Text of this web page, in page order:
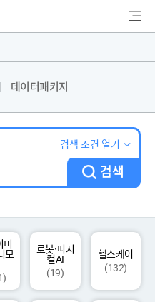
색
데이터패키지
검색 조건 열기
검색
모
로봇·피지
컬AI
(19)
헬스케어
(132)